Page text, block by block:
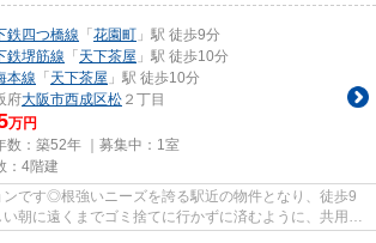
鉄四つ橋線 「 花園町 」駅 徒歩9分
鉄堺筋線 「 天下茶屋 」駅 徒歩10分
本線 「 天下茶屋 」駅 徒歩10分
府大阪市西成区松 ２丁目
万円
数：築52年 ｜募集中： 1室
：4階建
ンです◎根強いニーズを誇る駅近の物件となり、徒歩9
朝に遠くまでゴミ捨てに行かずに済むように、共用部